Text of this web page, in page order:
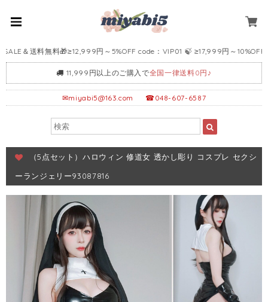
送料無料🎁≥12,999円～5%OFF code：VIP01 🍃 ≥17,999円～10%OFF
11,999円以上のご購入で全国一律送料0円♪
✉miyabi5@163.com ☎048-607-6587
（5点セット）ハロウィン 修道女 透かし彫り コスプレ セクシ
ーランジェリー93087816